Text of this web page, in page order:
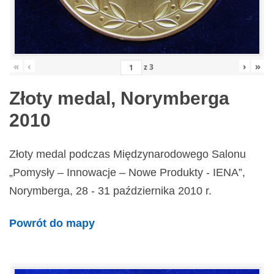
« ‹ z3 › »
Złoty medal, Norymberga
2010
Złoty medal podczas Międzynarodowego Salonu
„Pomysły – Innowacje – Nowe Produkty - IENA”,
Norymberga, 28 - 31 października 2010 r.
Powrót do mapy